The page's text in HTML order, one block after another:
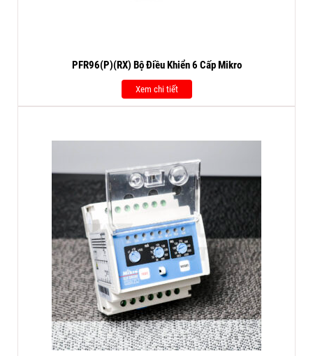
PFR96(P)(RX) Bộ Điều Khiển 6 Cấp Mikro
Xem chi tiết